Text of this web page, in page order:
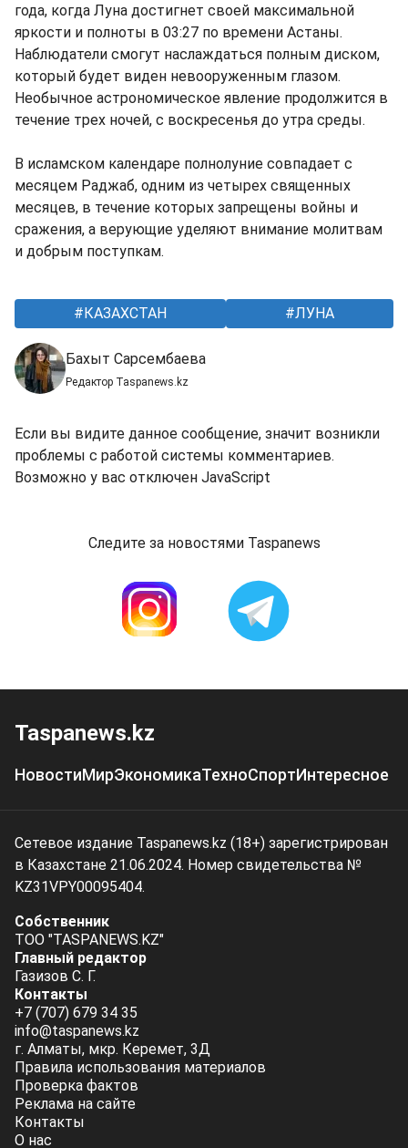
года, когда Луна достигнет своей максимальной
яркости и полноты в 03:27 по времени Астаны.
Наблюдатели смогут наслаждаться полным диском,
который будет виден невооруженным глазом.
Необычное астрономическое явление продолжится в
течение трех ночей, с воскресенья до утра среды.
В исламском календаре полнолуние совпадает с
месяцем Раджаб, одним из четырех священных
месяцев, в течение которых запрещены войны и
сражения, а верующие уделяют внимание молитвам
и добрым поступкам.
КАЗАХСТАН ЛУНА
Бахыт Сарсембаева
Редактор Taspanews.kz
Если вы видите данное сообщение, значит возникли
проблемы с работой системы комментариев.
Возможно у вас отключен JavaScript
Следите за новостями Taspanews
Taspanews.kz
НовостиМирЭкономикаТехноСпортИнтересное
Сетевое издание Taspanews.kz (18+) зарегистрирован
в Казахстане 21.06.2024. Номер свидетельства №
KZ31VPY00095404.
Собственник
ТОО "TASPANEWS.KZ"
Главный редактор
Газизов С. Г.
Контакты
+7 (707) 679 34 35
info@taspanews.kz
г. Алматы, мкр. Керемет, 3Д
Правила использования материалов
Проверка фактов
Реклама на сайте
Контакты
О нас